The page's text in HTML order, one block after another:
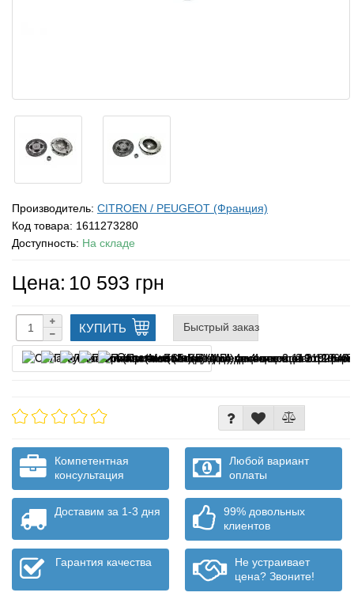
Производитель: CITROEN / PEUGEOT (Франция)
Код товара: 1611273280
Доступность: На складе
Цена: 10 593 грн
КУПИТЬ Быстрый заказ
Оплата частями
Компетентная
консультация
Любой вариант
оплаты
Доставим за 1-3 дня
99% довольных
клиентов
Гарантия качества
Не устраивает
цена? Звоните!